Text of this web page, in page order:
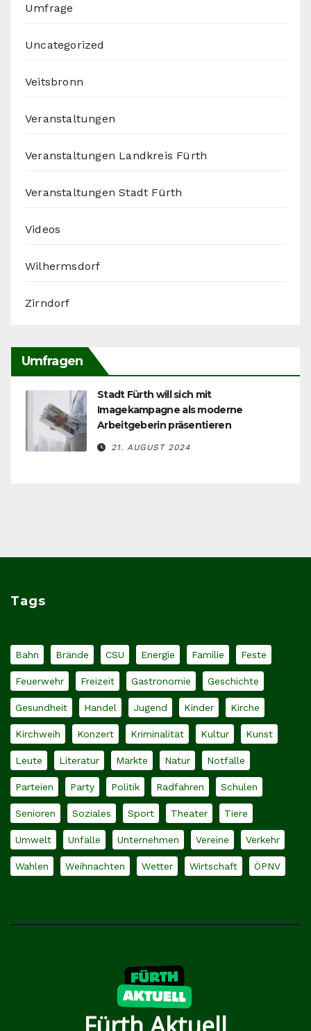
Umfrage
Uncategorized
Veitsbronn
Veranstaltungen
Veranstaltungen Landkreis Fürth
Veranstaltungen Stadt Fürth
Videos
Wilhermsdorf
Zirndorf
Umfragen
Stadt Fürth will sich mit
Imagekampagne als moderne
Arbeitgeberin präsentieren
21. AUGUST 2024
Tags
Bahn Brände CSU Energie Familie Feste
Feuerwehr Freizeit Gastronomie Geschichte
Gesundheit Handel Jugend Kinder Kirche
Kirchweih Konzert Kriminalität Kultur Kunst
Leute Literatur Märkte Natur Notfälle
Parteien Party Politik Radfahren Schulen
Senioren Soziales Sport Theater Tiere
Umwelt Unfälle Unternehmen Vereine Verkehr
Wahlen Weihnachten Wetter Wirtschaft ÖPNV